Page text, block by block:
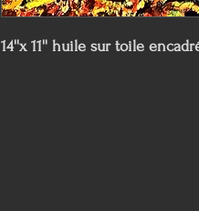
14''x 11'' huile sur toile